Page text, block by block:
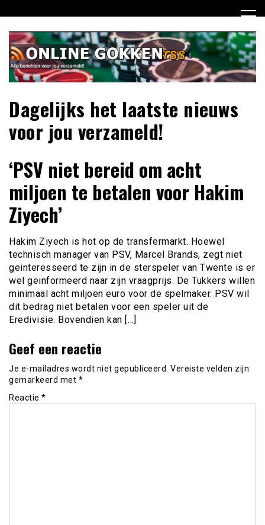
naar
inhoud
Dagelijks het laatste nieuws
voor jou verzameld!
‘PSV niet bereid om acht
miljoen te betalen voor Hakim
Ziyech’
Hakim Ziyech is hot op de transfermarkt. Hoewel
technisch manager van PSV, Marcel Brands, zegt niet
geinteresseerd te zijn in de sterspeler van Twente is er
wel geinformeerd naar zijn vraagprijs. De Tukkers willen
minimaal acht miljoen euro voor de spelmaker. PSV wil
dit bedrag niet betalen voor een speler uit de
Eredivisie. Bovendien kan […]
Geef een reactie
Je e-mailadres wordt niet gepubliceerd. Vereiste velden zijn
gemarkeerd met *
Reactie *